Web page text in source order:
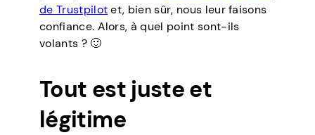
de Trustpilotet, bien sûr, nous leur faisons
confiance. Alors, à quel point sont-ils
volants ? 🙂
Tout est juste et
légitime